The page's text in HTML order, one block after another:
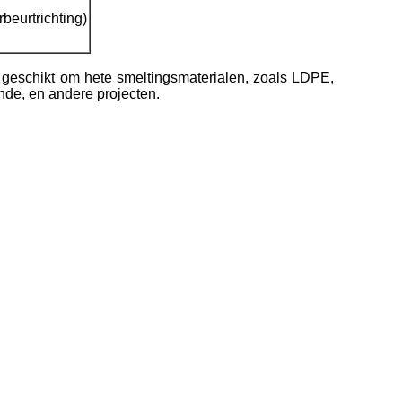
om hete smeltingsmaterialen, zoals LDPE,
en andere projecten.